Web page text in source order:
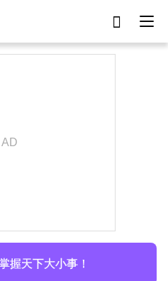
握天下大小事！